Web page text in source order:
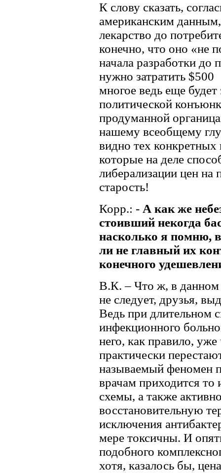
К слову сказать,
американским
лекарство до
конечно, что оно «не
начала разработки до
нужно затратить
многое ведь еще будет
политической
продуманной
нашему всеобщему
видно тех
которые на деле
либерализации цен
старость!
Корр.: - А как же
стоивший некогда
насколько я помню, в
ли не главный их
конечного
В.К. – Что ж, в данном
не следует, друзья,
Ведь при длительном
инфекционного
него, как правило,
практически
называемый феномен
врачам приходится
схемы, а также
восстановительную
исключения
мере токсичны. И
подобного
хотя, казалось бы,